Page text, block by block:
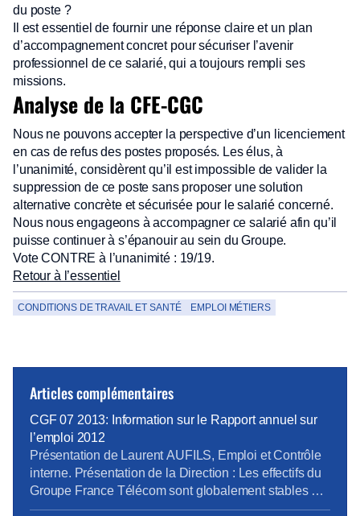
du poste ?
Il est essentiel de fournir une réponse claire et un plan
d’accompagnement concret pour sécuriser l’avenir
professionnel de ce salarié, qui a toujours rempli ses
missions.
Analyse de la CFE-CGC
Nous ne pouvons accepter la perspective d’un licenciement
en cas de refus des postes proposés. Les élus, à
l’unanimité, considèrent qu’il est impossible de valider la
suppression de ce poste sans proposer une solution
alternative concrète et sécurisée pour le salarié concerné.
Nous nous engageons à accompagner ce salarié afin qu’il
puisse continuer à s’épanouir au sein du Groupe.
Vote CONTRE à l’unanimité : 19/19.
Retour à l’essentiel
CONDITIONS DE TRAVAIL ET SANTÉ EMPLOI MÉTIERS
Articles complémentaires
CGF 07 2013: Information sur le Rapport annuel sur
l’emploi 2012
Présentation de Laurent AUFILS, Emploi et Contrôle
interne. Présentation de la Direction : Les effectifs du
Groupe France Télécom sont globalement stables par
rapport à l’année 2012. Il est à noter que la filiale